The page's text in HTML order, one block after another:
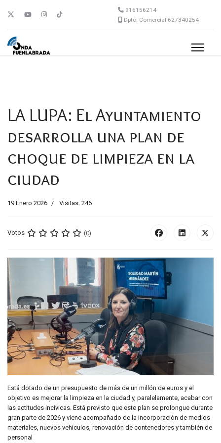
916156214
Dpto. Comercial 627340254
LA LUPA: El Ayuntamiento
desarrolla una plan de
choque de limpieza en la
ciudad
19 Enero 2026 Visitas: 246
Votos (0)
Está dotado de un presupuesto de más de un millón de euros y el
objetivo es mejorar la limpieza en la ciudad y, paralelamente, acabar con
las actitudes incívicas. Está previsto que este plan se prolongue durante
gran parte de 2026 y viene acompañado de la incorporación de medios
materiales, nuevos vehículos, renovación de contenedores y también de
personal